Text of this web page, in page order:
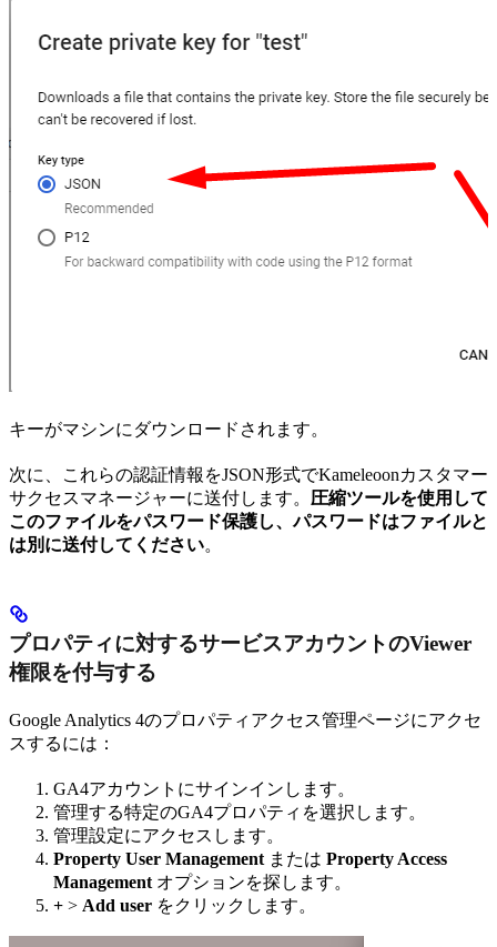
キーがマシンにダウンロードされます。
次に、これらの認証情報をJSON形式でKameleoonカスタマー
サクセスマネージャーに送付します。 圧縮ツールを使用して
このファイルをパスワード保護し、パスワードはファイルと
は別に送付してください。
プロパティに対するサービスアカウントのViewer
権限を付与する
Google Analytics 4のプロパティアクセス管理ページにアクセ
スするには：
GA4アカウントにサインインします。
管理する特定のGA4プロパティを選択します。
管理設定にアクセスします。
Property User Management または Property Access
Management オプションを探します。
+ > Add user をクリックします。